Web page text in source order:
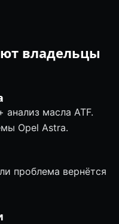
владельцы
анализ масла ATF.
Opel Astra.
проблема вернётся